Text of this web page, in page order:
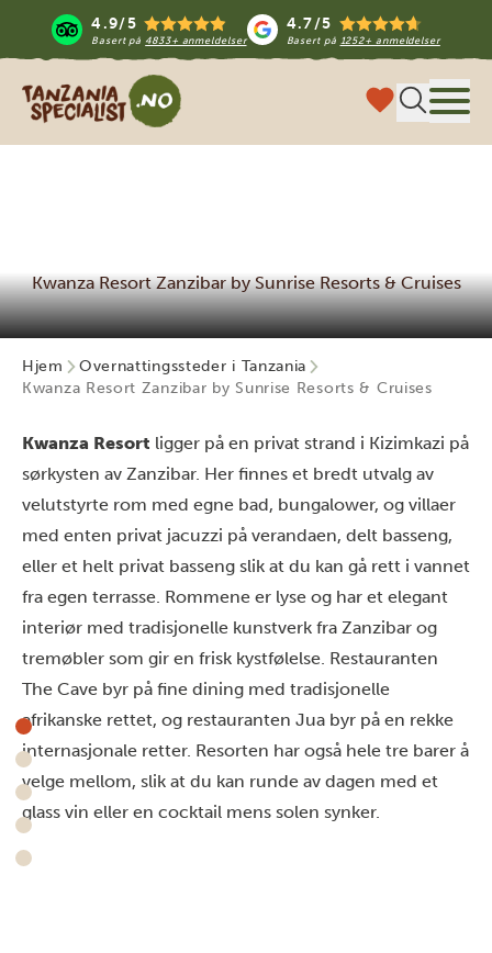
4.9/5
Basert på 4833+ anmeldelser
4.7/5
Basert på 1252+ anmeldelser
Tanzania Specialist
Kwanza Resort Zanzibar by Sunrise Resorts & Cruises
Hjem
Overnattingssteder i Tanzania
Kwanza Resort Zanzibar by Sunrise Resorts & Cruises
Kwanza Resort ligger på en privat strand i Kizimkazi på
sørkysten av Zanzibar. Her finnes et bredt utvalg av
velutstyrte rom med egne bad, bungalower, og villaer
med enten privat jacuzzi på verandaen, delt basseng,
eller et helt privat basseng slik at du kan gå rett i vannet
fra egen terrasse. Rommene er lyse og har et elegant
interiør med tradisjonelle kunstverk fra Zanzibar og
tremøbler som gir en frisk kystfølelse. Restauranten
The Cave byr på fine dining med tradisjonelle
afrikanske rettet, og restauranten Jua byr på en rekke
internasjonale retter. Resorten har også hele tre barer å
velge mellom, slik at du kan runde av dagen med et
glass vin eller en cocktail mens solen synker.